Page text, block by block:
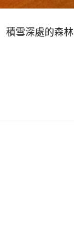
積雪深處的森林